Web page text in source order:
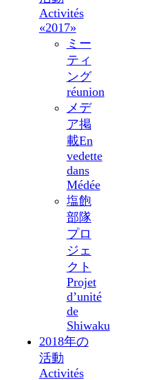
Activités
«2017»
ミー
ティ
ング
réunion
メデ
ア掲
載En
vedette
dans
Médée
塩飽
部隊
プロ
ジェ
クト
Projet
d’unité
de
Shiwaku
2018年の
活動
Activités